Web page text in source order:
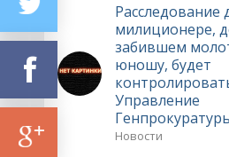
Расследование
милиционере,
забившем
юношу, будет
Управление
Новости